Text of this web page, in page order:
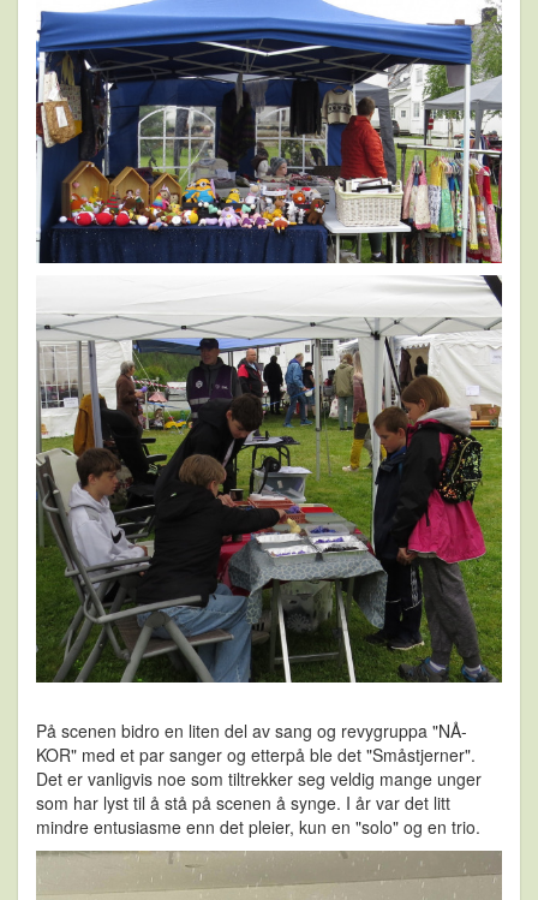
På scenen bidro en liten del av sang og revygruppa "NÅ-
KOR" med et par sanger og etterpå ble det "Småstjerner".
Det er vanligvis noe som tiltrekker seg veldig mange unger
som har lyst til å stå på scenen å synge. I år var det litt
mindre entusiasme enn det pleier, kun en "solo" og en trio.